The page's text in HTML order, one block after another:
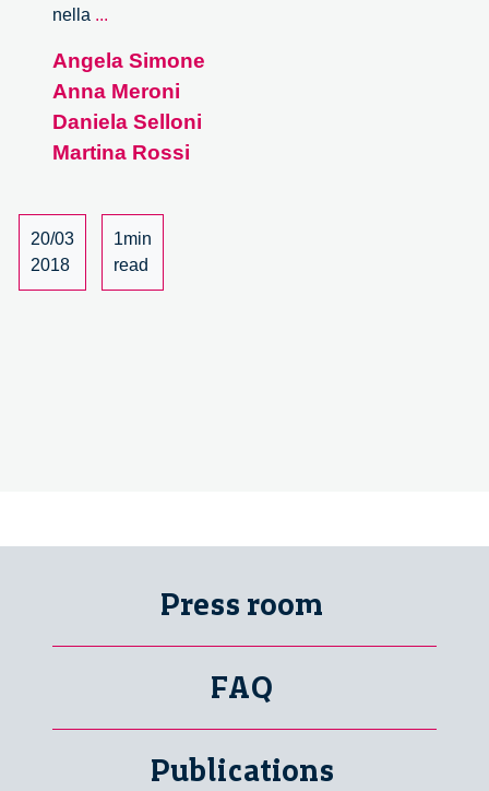
nella ...
dei
cittadini
nell’agenda
europea
innovazione
–
Angela Simone
Anna Meroni
Daniela Selloni
Martina Rossi
20/03
2018
1min
read
Press room
FAQ
Publications